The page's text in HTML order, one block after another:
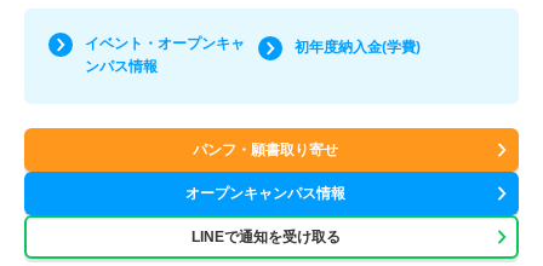
イベント・オープンキャ
ンパス情報
初年度納入金(学費)
パンフ・願書取り寄せ
オープンキャンパス情報
LINEで通知を受け取る